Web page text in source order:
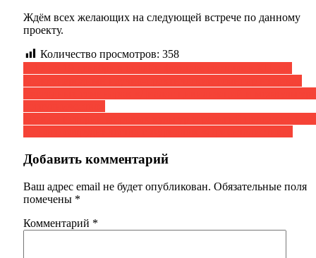
Ждём всех желающих на следующей встрече по данному
проекту.
Количество просмотров: 358
Навигация
по
записям
Добавить комментарий
Ваш адрес email не будет опубликован. Обязательные поля
помечены *
Комментарий *